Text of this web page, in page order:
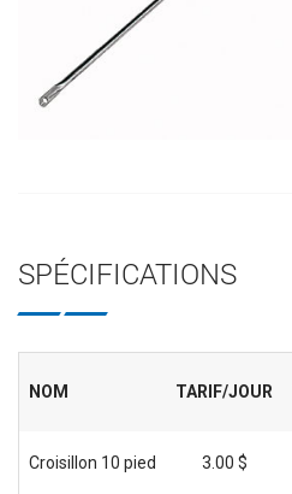
SPÉCIFICATIONS
NOM TARIF/JOUR
Croisillon 10 pied 3.00 $